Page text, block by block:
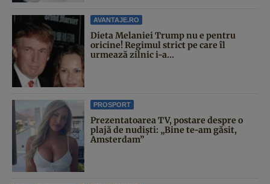
AVANTAJE.RO
Dieta Melaniei Trump nu e pentru
oricine! Regimul strict pe care îl
urmează zilnic i-a...
PROSPORT
Prezentatoarea TV, postare despre o
plajă de nudiști: „Bine te-am găsit,
Amsterdam”